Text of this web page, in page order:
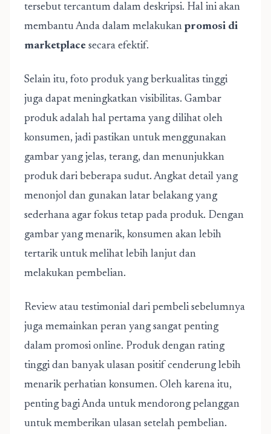
tersebut tercantum dalam deskripsi. Hal ini akan
membantu Anda dalam melakukan promosi di
marketplace secara efektif.
Selain itu, foto produk yang berkualitas tinggi
juga dapat meningkatkan visibilitas. Gambar
produk adalah hal pertama yang dilihat oleh
konsumen, jadi pastikan untuk menggunakan
gambar yang jelas, terang, dan menunjukkan
produk dari beberapa sudut. Angkat detail yang
menonjol dan gunakan latar belakang yang
sederhana agar fokus tetap pada produk. Dengan
gambar yang menarik, konsumen akan lebih
tertarik untuk melihat lebih lanjut dan
melakukan pembelian.
Review atau testimonial dari pembeli sebelumnya
juga memainkan peran yang sangat penting
dalam promosi online. Produk dengan rating
tinggi dan banyak ulasan positif cenderung lebih
menarik perhatian konsumen. Oleh karena itu,
penting bagi Anda untuk mendorong pelanggan
untuk memberikan ulasan setelah pembelian.